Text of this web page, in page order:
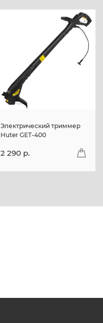
Электрический триммер
Huter GET-400
2 290 p.